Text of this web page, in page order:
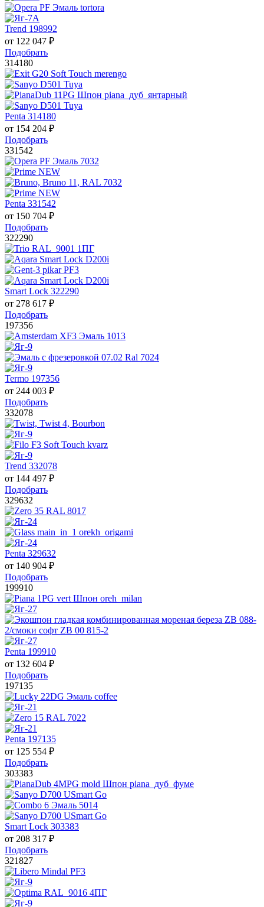
Trend 198992
от 122 047 ₽
Подобрать
314180
Penta 314180
от 154 204 ₽
Подобрать
331542
Penta 331542
от 150 704 ₽
Подобрать
322290
Smart Lock 322290
от 278 617 ₽
Подобрать
197356
Termo 197356
от 244 003 ₽
Подобрать
332078
Trend 332078
от 144 497 ₽
Подобрать
329632
Penta 329632
от 140 904 ₽
Подобрать
199910
Penta 199910
от 132 604 ₽
Подобрать
197135
Penta 197135
от 125 554 ₽
Подобрать
303383
Smart Lock 303383
от 208 317 ₽
Подобрать
321827